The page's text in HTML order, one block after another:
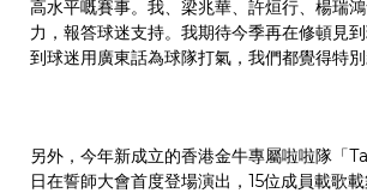
高水平嘅賽事。我、梁兆華、許烜行、楊瑞
力，報答球迷支持。我期待今季再在修頓見
到球迷用廣東話為球隊打氣，我們都覺得特別
另外，今年新成立的香港金牛專屬啦啦隊「
日在誓師大會首度登場演出，15位成員載歌